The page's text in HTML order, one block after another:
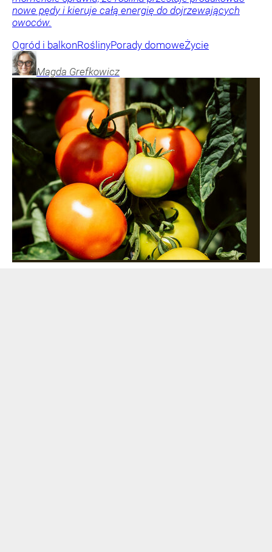
nowe pędy i kieruje całą energię do dojrzewających
owoców.
Ogród i balkonRoślinyPorady domoweŻycie
Magda Grefkowicz